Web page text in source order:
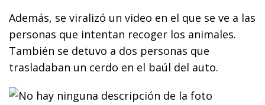
Además, se viralizó un video en el que se ve a las
personas que intentan recoger los animales.
También se detuvo a dos personas que
trasladaban un cerdo en el baúl del auto.